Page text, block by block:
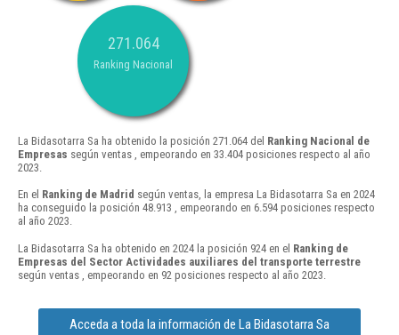
271.064
Ranking Nacional
La Bidasotarra Sa ha obtenido la posición 271.064 del Ranking Nacional de
Empresas según ventas , empeorando en 33.404 posiciones respecto al año
2023.
En el Ranking de Madrid según ventas, la empresa La Bidasotarra Sa en 2024
ha conseguido la posición 48.913 , empeorando en 6.594 posiciones respecto
al año 2023.
La Bidasotarra Sa ha obtenido en 2024 la posición 924 en el Ranking de
Empresas del Sector Actividades auxiliares del transporte terrestre
según ventas , empeorando en 92 posiciones respecto al año 2023.
Acceda a toda la información de La Bidasotarra Sa